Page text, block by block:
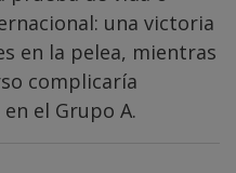
una victoria
en la pelea, mientras
complicaría
el Grupo A.